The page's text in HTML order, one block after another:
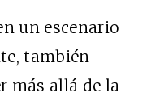
un escenario
también
más allá de la